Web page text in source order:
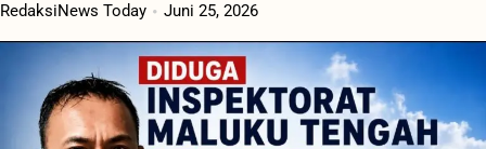
RedaksiNews Today Juni 25, 2026